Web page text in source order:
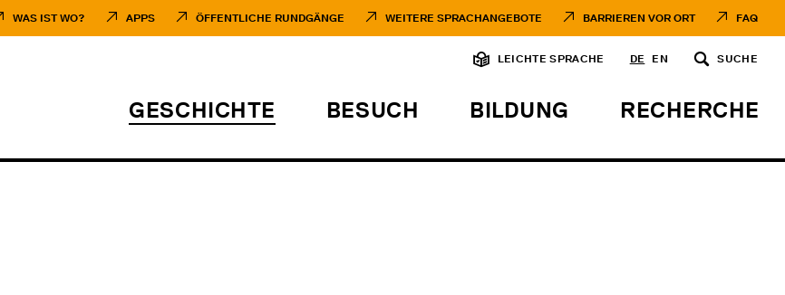
WAS IST WO? APPS ÖFFENTLICHE RUNDGÄNGE WEITERE SPRACHANGEBOTE BARRIEREN VOR ORT FAQ
LEICHTE SPRACHE DE EN SUCHE
GESCHICHTE BESUCH BILDUNG RECHERCHE